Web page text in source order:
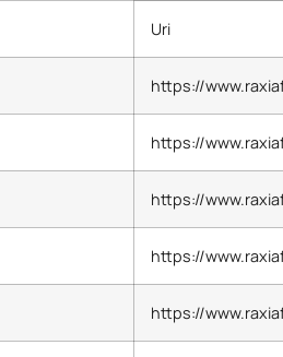
Uri
https://
https://
https://
https://
https://